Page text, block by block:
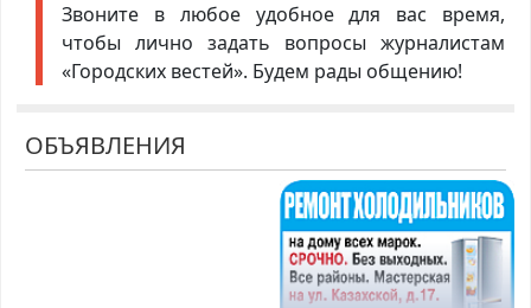
Звоните в любое удобное для вас время,
чтобы лично задать вопросы журналистам
«Городских вестей». Будем рады общению!
ОБЪЯВЛЕНИЯ